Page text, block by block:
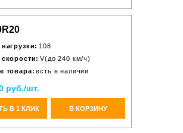
108
V(до 240 км/ч)
товара: есть в наличии
руб./шт.
В 1 КЛИК В КОРЗИНУ